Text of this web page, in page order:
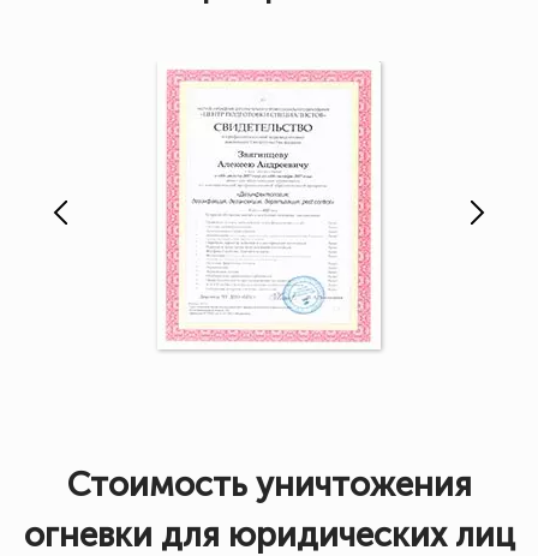
Стоимость уничтожения
огневки для юридических лиц